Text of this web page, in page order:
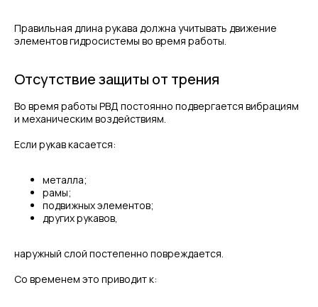
Правильная длина рукава должна учитывать движение
элементов гидросистемы во время работы.
Отсутствие защиты от трения
Во время работы РВД постоянно подвергается вибрациям
и механическим воздействиям.
Если рукав касается:
металла;
рамы;
подвижных элементов;
других рукавов,
наружный слой постепенно повреждается.
Со временем это приводит к: